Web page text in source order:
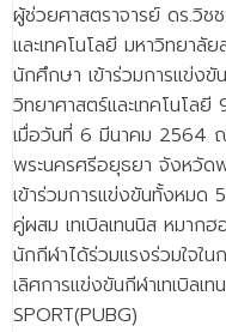
- - ความมั่นคงปลอดภัยไซ
- - อุตสาหกรรมชีวภาพเพื่
- ศึกษาศาสตรบัณฑิต
- - วิทยาศาสตร์ทั่วไป
- เทคโนโลยีบัณฑิต
- - เทคโนโลยีสารสนเทศ
ผู้ช่วยศาสตราจารย์ ดร.วิ
และเทคโนโลยี มหาวิทยา
นักศึกษา เข้าร่วมการแข่ง
วิทยาศาสตร์และเทคโนโล
เมื่อวันที่ 6 มีนาคม 2564
พระนครศรีอยุธยา จังหวัด
เข้าร่วมการแข่งขันทั้งหมด
คู่ผสม เทเบิลเทนนิส หมาก
นักกีฬาได้ร่วมแรงร่วมใจใน
เลิศการแข่งขันกีฬาเทเบิล
SPORT(PUBG)